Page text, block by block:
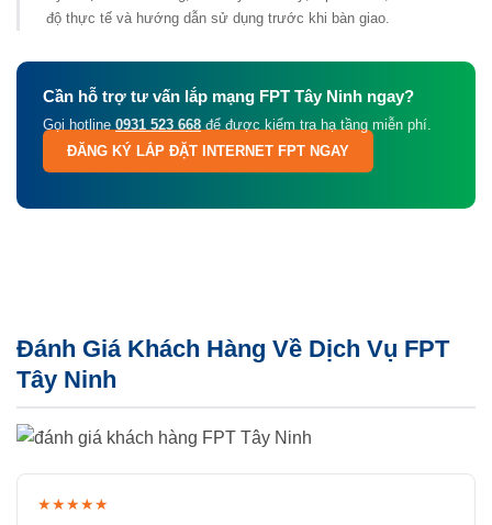
độ thực tế và hướng dẫn sử dụng trước khi bàn giao.
Cần hỗ trợ tư vấn lắp mạng FPT Tây Ninh ngay?
Gọi hotline 0931 523 668 để được kiểm tra hạ tầng miễn phí.
ĐĂNG KÝ LẮP ĐẶT INTERNET FPT NGAY
Đánh Giá Khách Hàng Về Dịch Vụ FPT
Tây Ninh
★★★★★